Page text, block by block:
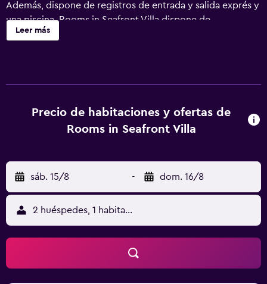
Además, dispone de registros de entrada y salida exprés y
una piscina. Rooms in Seafront Villa dispone de
habitaciones muy acogedoras, equipadas para atender
lugares de interés como por ejemplo Museo Picasso,
Catedral de Málaga y Estadio La Rosaleda, que están a solo
un breve trayecto en coche.
Leer más
Precio de habitaciones y ofertas de
Rooms in Seafront Villa
sáb. 15/8 - dom. 16/8
2 huéspedes, 1 habitación